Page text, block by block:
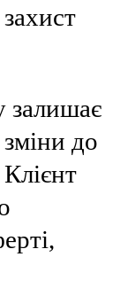
залишає
до